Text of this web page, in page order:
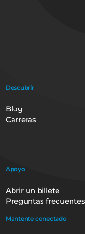
Descubrir
Blog
Carreras
Apoyo
Abrir un billete
Preguntas frecuentes
Mantente conectado